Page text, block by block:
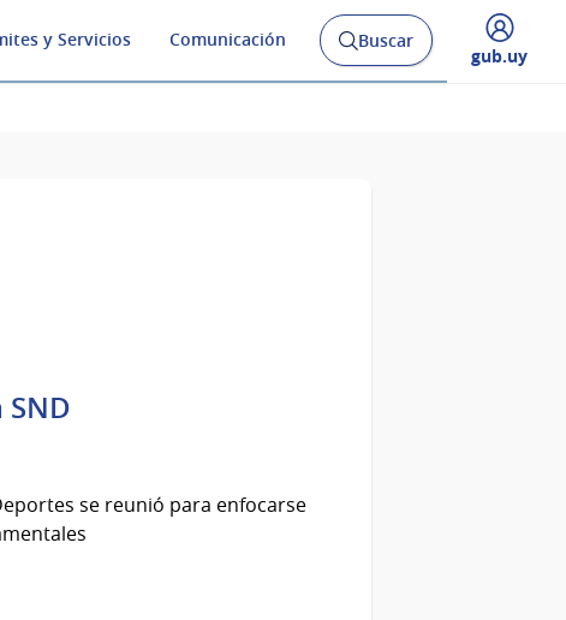
y Servicios Comunicación
Abrir
buscador
Buscar
Desplegar
gub.uy
se reunió para enfocarse